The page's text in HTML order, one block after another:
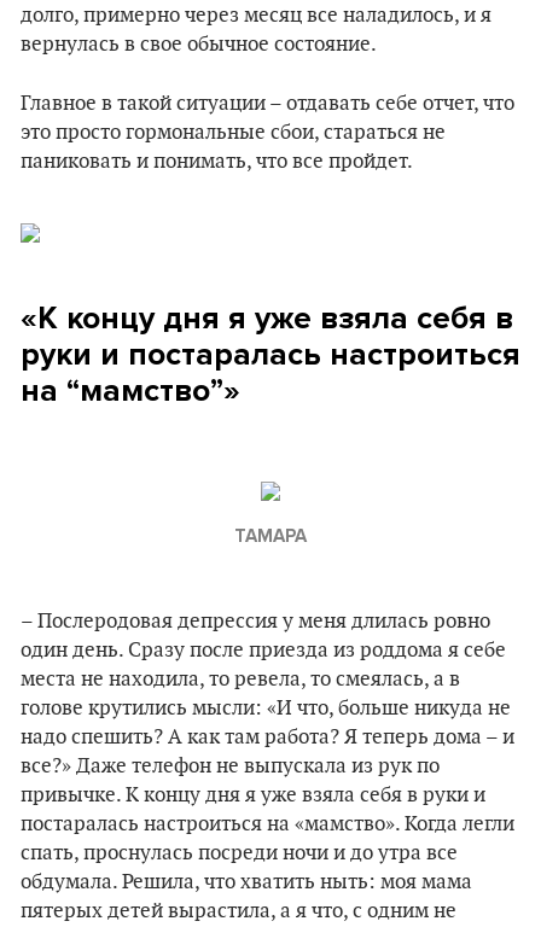
долго, примерно через месяц все наладилось, и я
вернулась в свое обычное состояние.
Главное в такой ситуации – отдавать себе отчет, что
это просто гормональные сбои, стараться не
паниковать и понимать, что все пройдет.
«К концу дня я уже взяла себя в
руки и постаралась настроиться
на “мамство”»
ТАМАРА
– Послеродовая депрессия у меня длилась ровно
один день. Сразу после приезда из роддома я себе
места не находила, то ревела, то смеялась, а в
голове крутились мысли: «И что, больше никуда не
надо спешить? А как там работа? Я теперь дома – и
все?» Даже телефон не выпускала из рук по
привычке. К концу дня я уже взяла себя в руки и
постаралась настроиться на «мамство». Когда легли
спать, проснулась посреди ночи и до утра все
обдумала. Решила, что хватить ныть: моя мама
пятерых детей вырастила, а я что, с одним не